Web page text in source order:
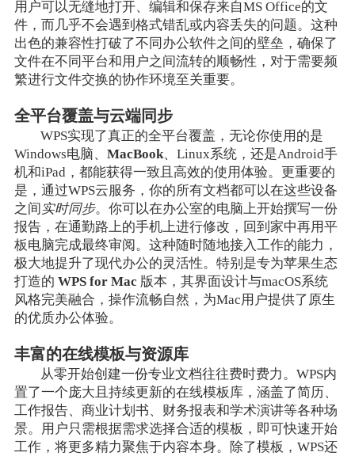
用户可以无缝地打开、编辑和保存来自MS Office的文
件，而几乎不会遇到格式错乱或内容丢失的问题。这种
出色的兼容性打破了不同办公软件之间的壁垒，确保了
文件在不同平台和用户之间流转的顺畅性，对于需要频
繁进行文件交换的协作环境至关重要。
全平台覆盖与云端同步
WPS实现了真正的全平台覆盖，无论你使用的是
Windows电脑、 MacBook、Linux系统，还是Android手
机和iPad，都能获得一致且高效的使用体验。更重要的
是，通过WPS云服务，你的所有文档都可以在这些设备
之间实时同步。你可以在办公室的电脑上开始撰写一份
报告，在通勤路上的手机上进行修改，回到家中再用平
板电脑完成最终审阅。这种随时随地接入工作的能力，
极大地提升了现代办公的灵活性。特别是专为苹果生态
打造的 WPS for Mac 版本，其界面设计与macOS系统
风格完美融合，操作流畅自然，为Mac用户提供了原生
的优质办公体验。
丰富的在线模板与资源库
从零开始创建一份专业文档往往费时费力。WPS内
置了一个庞大且持续更新的在线模板库，涵盖了简历、
工作报告、商业计划书、财务报表和学术演讲等各种场
景。用户只需根据需求选择合适的模板，即可快速开始
工作，将更多精力聚焦于内容本身。除了模板，WPS还